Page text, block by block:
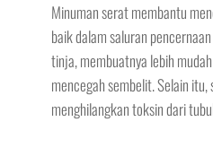
Minuman serat membantu
baik dalam saluran
tinja, membuatnya lebih
mencegah sembelit. Selain
menghilangkan toksin dari